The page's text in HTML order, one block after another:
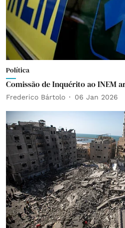
Política
Comissão de Inquérito ao INEM
Frederico Bártolo 06 Jan 2026